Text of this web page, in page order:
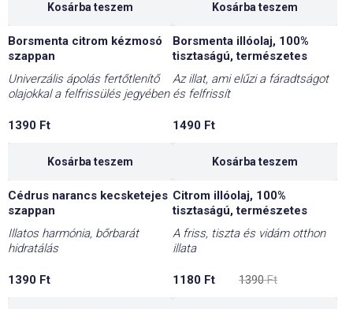
Kosárba teszem Kosárba teszem
Borsmenta citrom kézmosó
szappan
Univerzális ápolás fertőtlenítő
olajokkal a felfrissülés jegyében
1390 Ft
Kosárba teszem
Borsmenta illóolaj, 100%
tisztaságú, természetes
Az illat, ami elűzi a fáradtságot
és felfrissít
1490 Ft
Kosárba teszem
Cédrus narancs kecsketejes
szappan
Illatos harmónia, bőrbarát
hidratálás
1390 Ft
Citrom illóolaj, 100%
tisztaságú, természetes
A friss, tiszta és vidám otthon
illata
1390Ft
price
1180 Ft
price